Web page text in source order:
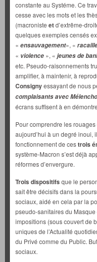
constante au Systéme. Ce
cesse avec les mots et les
(macroniste etd’extrême-
quelques exemples censés
« ensauvagement», «
« violence », « jeunes de
etc. Pseudo-raisonnements
amplifier, à maintenir, à
Consignyessayant de nous
complaisants avec
écrans suffisent à en
Pour comprendre les
aujourd’hui à un degré inoui,
fonctionnement de cestrois
système-Macron s’est déjà
réformes d’envergure.
Trois dispositifs que le
sait être décisifs dans la
sociaux, aidé en cela par la
pseudo-sanitaires du
impositions (sous couvert de
uniques de l’Actualité
du Privé comme du Public.
sociaux.